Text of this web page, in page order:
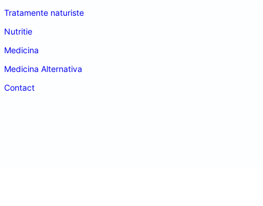
Tratamente naturiste
Nutritie
Medicina
Medicina Alternativa
Contact